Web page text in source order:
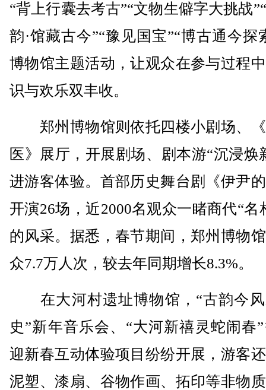
“背上行囊去考古”“文物生僻字大挑战
韵·馆藏古今”“豫见国宝”“博古通今探
博物馆主题活动，让观众在参与过程
识与欢乐双丰收。
郑州博物馆则依托四楼小剧场、
医》展厅，开展剧场、剧本游“沉浸焕
进游客体验。首部历史舞台剧《伊尹
开演26场，近2000名观众一睹商代“名
的风采。据悉，春节期间，郑州博物
众7.7万人次，较去年同期增长8.3%。
在大河村遗址博物馆，“古韵今风
史”新年音乐会、“大河新禧灵蛇闹春
迎新春互动体验项目纷纷开展，游客
泥塑、漆扇、谷物作画、拓印等非物